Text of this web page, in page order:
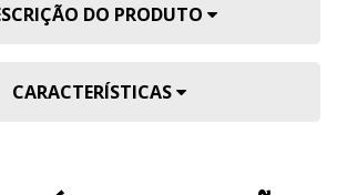
DO PRODUTO
CARACTERÍSTICAS